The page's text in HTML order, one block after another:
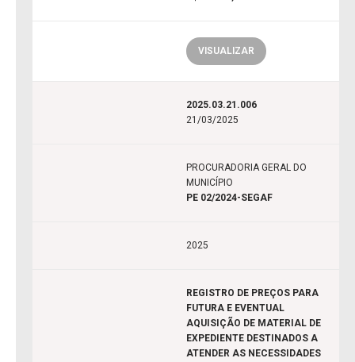
VISUALIZAR
2025.03.21.006
21/03/2025
PROCURADORIA GERAL DO
MUNICÍPIO
PE 02/2024-SEGAF
2025
REGISTRO DE PREÇOS PARA
FUTURA E EVENTUAL
AQUISIÇÃO DE MATERIAL DE
EXPEDIENTE DESTINADOS A
ATENDER AS NECESSIDADES